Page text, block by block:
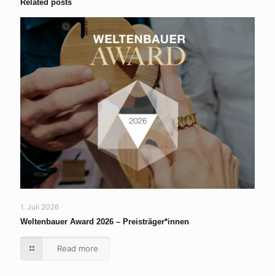
Related posts
1. Juli 2026
Weltenbauer Award 2026 – Preisträger*innen
Read more